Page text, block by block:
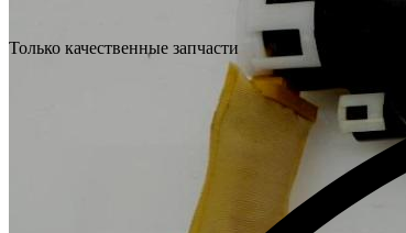
Только качественные запчасти